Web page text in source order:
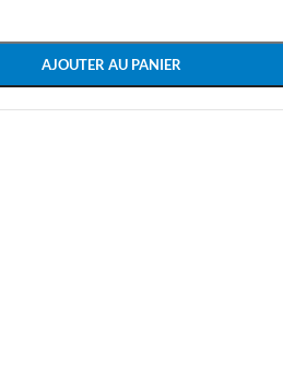
AJOUTER AU PANIER